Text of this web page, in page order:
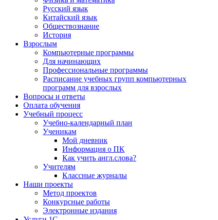
Русский язык
Китайский язык
Обществознание
История
Взрослым
Компьютерные программы
Для начинающих
Профессиональные программы
Расписание учебных групп компьютерных
программ для взрослых
Вопросы и ответы
Оплата обучения
Учебный процесс
Учебно-календарный план
Ученикам
Мой дневник
Информация о ПК
Как учить англ.слова?
Учителям
Классные журналы
Наши проекты
Метод проектов
Конкурсные работы
Электронные издания